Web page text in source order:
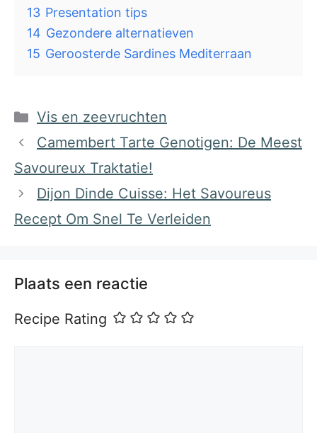
13 Presentation tips
14 Gezondere alternatieven
15 Geroosterde Sardines Mediterraan
Categorieën
Vis en zeevruchten
Camembert Tarte Genotigen: De Meest
Savoureux Traktatie!
Dijon Dinde Cuisse: Het Savoureus
Recept Om Snel Te Verleiden
Plaats een reactie
Recipe Rating